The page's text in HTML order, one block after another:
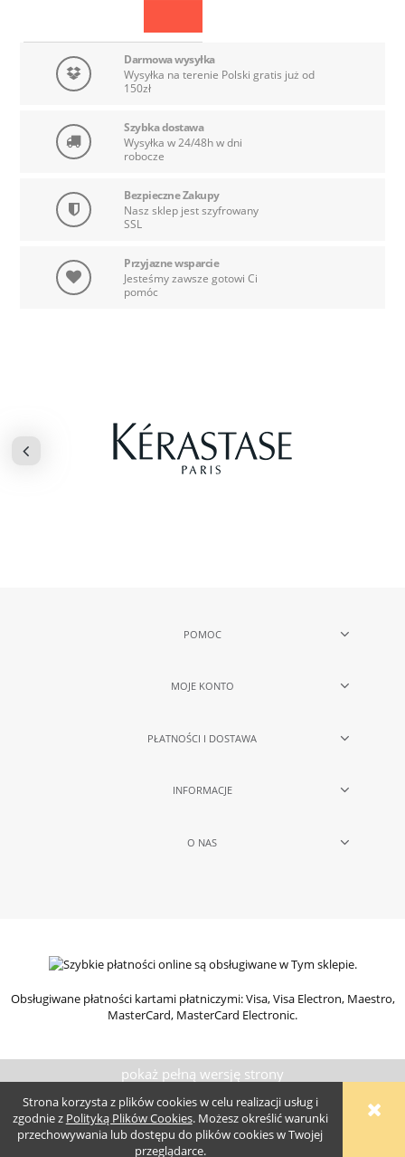
Strona korzysta z plików cookies w celu realizacji usług i
zgodnie z Polityką Plików Cookies. Możesz określić warunki
przechowywania lub dostępu do plików cookies w Twojej
przeglądarce.
Darmowa wysyłka
Wysyłka na terenie Polski gratis już od
150zł
Szybka dostawa
Wysyłka w 24/48h w dni
robocze
Bezpieczne Zakupy
Nasz sklep jest szyfrowany
SSL
Przyjazne wsparcie
Jesteśmy zawsze gotowi Ci
pomóc
POMOC
MOJE KONTO
PŁATNOŚCI I DOSTAWA
INFORMACJE
O NAS
Obsługiwane płatności kartami płatniczymi: Visa, Visa Electron, Maestro,
MasterCard, MasterCard Electronic.
pokaż pełną wersję strony
Sklep internetowy Shoper.pl Szablony Shoper Modern™
GrowCommerce